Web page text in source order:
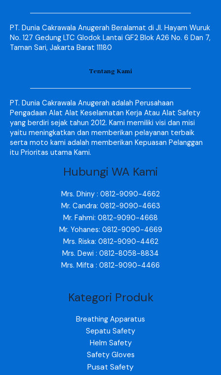
PT. Dunia Cakrawala Anugerah Beralamat di Jl. Hayam Wuruk
No. 127 Gedung LTC Glodok Lantai GF2 Blok A26 No. 6 Dan 7,
Taman Sari, Jakarta Barat 11180
Tentang Kami
PT. Dunia Cakrawala Anugerah adalah Perusahaan
Pengadaan Alat Alat Keselamatan Kerja Atau Alat Safety
yang berdiri sejak tahun 2012. Kami memiliki visi dan misi
yaitu meningkatkan dan memberikan pelayanan terbaik
serta moto kami adalah memberikan Kepuasan Pelanggan
itu Prioritas utama Kami.
Hubungi WA Kami
Mrs. Dhiny : 0812-9090-4662
Mr. Candra: 0812-9090-4663
Mr. Fahmi: 0812-9090-4668
Mr. Yohanes: 0812-9090-4669
Mrs. Riska: 0812-9090-4462
Mrs. Dewi : 0812-8058-8834
Mrs. Mifta : 0812-9090-4466
Kategori Produk
Breathing Apparatus
Sepatu Safety
Helm Safety
Safety Gloves
Pusat Safety